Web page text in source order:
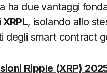
ha due vantaggi
, isolando allo
degli smart contract
Ripple (XRP)